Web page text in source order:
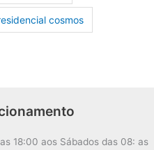
cosmos
18:00 aos Sábados das 08: as